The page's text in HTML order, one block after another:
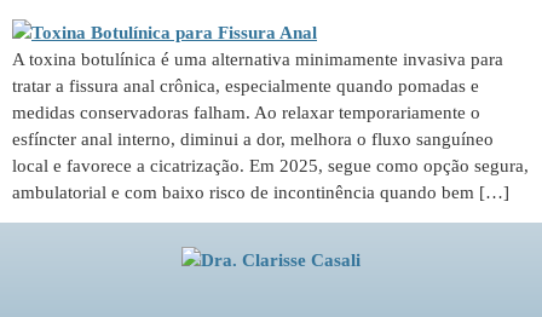
A toxina botulínica é uma alternativa minimamente invasiva para
tratar a fissura anal crônica, especialmente quando pomadas e
medidas conservadoras falham. Ao relaxar temporariamente o
esfíncter anal interno, diminui a dor, melhora o fluxo sanguíneo
local e favorece a cicatrização. Em 2025, segue como opção segura,
ambulatorial e com baixo risco de incontinência quando bem […]